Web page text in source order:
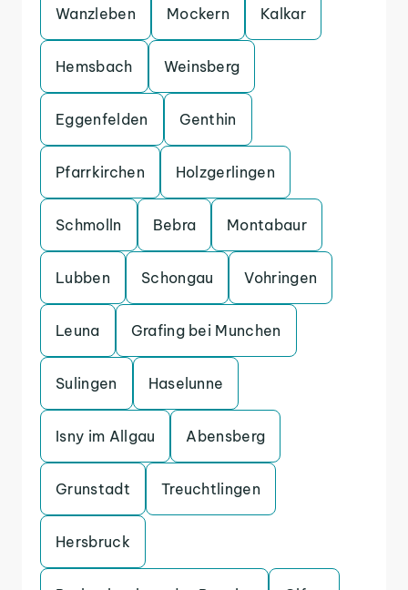
Wanzleben Mockern Kalkar
Hemsbach Weinsberg
Eggenfelden Genthin
Pfarrkirchen Holzgerlingen
Schmolln Bebra Montabaur
Lubben Schongau Vohringen
Leuna Grafing bei Munchen
Sulingen Haselunne
Isny im Allgau Abensberg
Grunstadt Treuchtlingen
Hersbruck